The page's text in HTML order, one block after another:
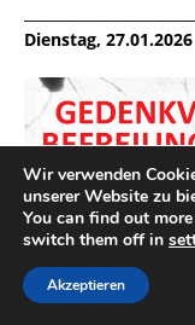
Dienstag, 27.01.2026
Wir verwenden
unserer Website zu
You can find out
switch them off in
Akzeptieren